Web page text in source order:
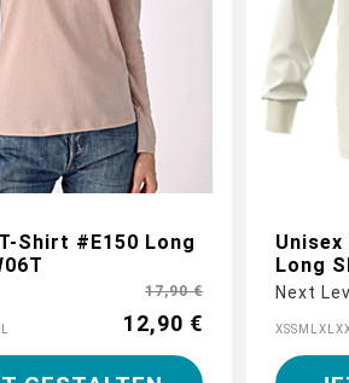
Shirt #E150 Long
17,90 €
12,90 €
dein Longsleeve mit
Logos und Motiven
Long
Next
XSS M XL